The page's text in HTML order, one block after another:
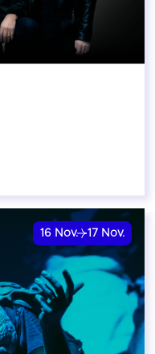
16 Nov. 17 Nov.